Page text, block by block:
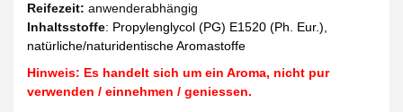
Reifezeit: anwenderabhängig
Inhaltsstoffe: Propylenglycol (PG) E1520 (Ph. Eur.),
natürliche/naturidentische Aromastoffe
Hinweis: Es handelt sich um ein Aroma, nicht pur
verwenden / einnehmen / geniessen.